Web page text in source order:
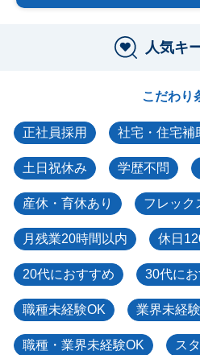
人気キ
こだわり
正社員採用 社宅・住宅補
土日祝休み 学歴不問
産休・育休あり フレック
月残業20時間以内 休日
20代におすすめ 30代に
職種未経験OK 業界未経
職種・業界未経験OK ス